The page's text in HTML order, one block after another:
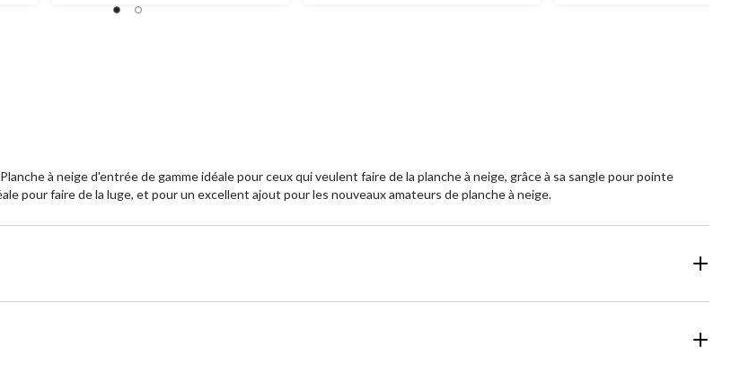
à neige d'entrée de gamme idéale pour ceux qui veulent faire de la planche à neige, grâce à sa sangle pour pointe
pour faire de la luge, et pour un excellent ajout pour les nouveaux amateurs de planche à neige.